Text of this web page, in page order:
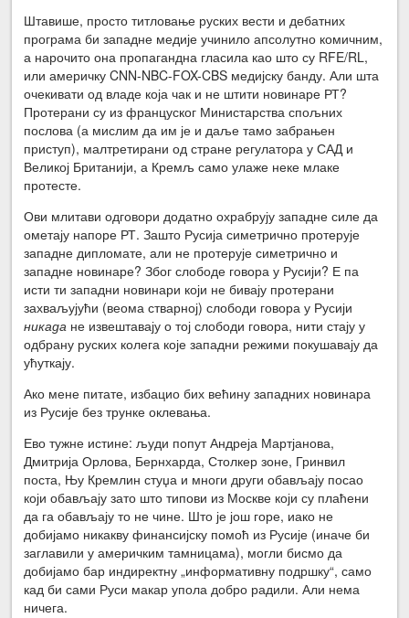
Штавише, просто титловање руских вести и дебатних
програма би западне медије учинило апсолутно комичним,
а нарочито она пропагандна гласила као што су RFE/RL,
или америчку CNN-NBC-FOX-CBS медијску банду. Али шта
очекивати од владе која чак и не штити новинаре РТ?
Протерани су из француског Министарства спољних
послова (а мислим да им је и даље тамо забрањен
приступ), малтретирани од стране регулатора у САД и
Великој Британији, а Кремљ само улаже неке млаке
протесте.
Ови млитави одговори додатно охрабрују западне силе да
ометају напоре РТ. Зашто Русија симетрично протерује
западне дипломате, али не протерује симетрично и
западне новинаре? Због слободе говора у Русији? Е па
исти ти западни новинари који не бивају протерани
захваљујући (веома стварној) слободи говора у Русији
никада не извештавају о тој слободи говора, нити стају у
одбрану руских колега које западни режими покушавају да
ућуткају.
Ако мене питате, избацио бих већину западних новинара
из Русије без трунке оклевања.
Ево тужне истине: људи попут Андреја Мартјанова,
Дмитрија Орлова, Бернхарда, Столкер зоне, Гринвил
поста, Њу Кремлин стуџа и многи други обављају посао
који обављају зато што типови из Москве који су плаћени
да га обављају то не чине. Што је још горе, иако не
добијамо никакву финансијску помоћ из Русије (иначе би
заглавили у америчким тамницама), могли бисмо да
добијамо бар индиректну „информативну подршку“, само
кад би сами Руси макар упола добро радили. Али нема
ничега.